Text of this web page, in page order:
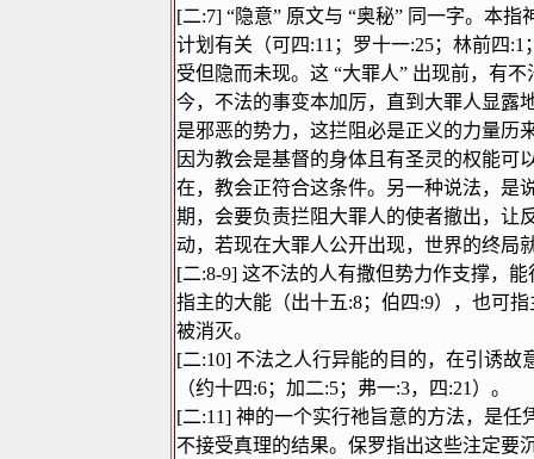
[二:7] “隐意” 原文与 “奥秘” 同一字。本指
计划有关（可四:11 ；罗十一:25；林前四:1
受但隐而未现。这 “大罪人” 出现前，有不
今，不法的事变本加厉，直到大罪人显露
是邪恶的势力，这拦阻必是正义的力量历
因为教会是基督的身体且有圣灵的权能可
在，教会正符合这条件。另一种说法，是
期，会要负责拦阻大罪人的使者撤出，让
动，若现在大罪人公开出现，世界的终局
[二:8-9] 这不法的人有撒但势力作支撑，
指主的大能（出十五:8；伯四:9），也可
被消灭。
[二:10] 不法之人行异能的目的，在引诱故
（约十四:6；加二:5；弗一:3，四:21 ）。
[二:11] 神的一个实行祂旨意的方法，是任
不接受真理的结果。保罗指出这些注定要